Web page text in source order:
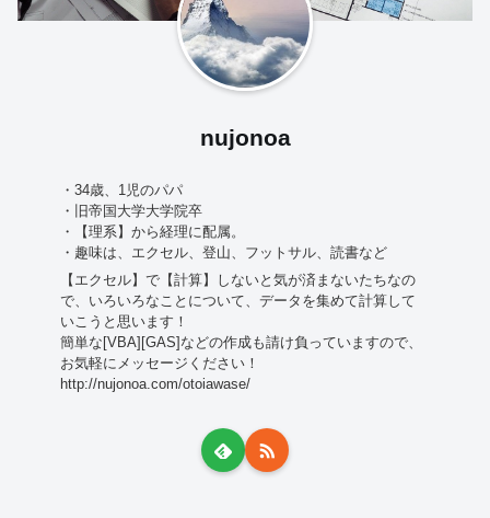
nujonoa
・34歳、1児のパパ
・旧帝国大学大学院卒
・【理系】から経理に配属。
・趣味は、エクセル、登山、フットサル、読書など
【エクセル】で【計算】しないと気が済まないたちなの
で、いろいろなことについて、データを集めて計算して
いこうと思います！
簡単な[VBA][GAS]などの作成も請け負っていますので、
お気軽にメッセージください！
http://nujonoa.com/otoiawase/